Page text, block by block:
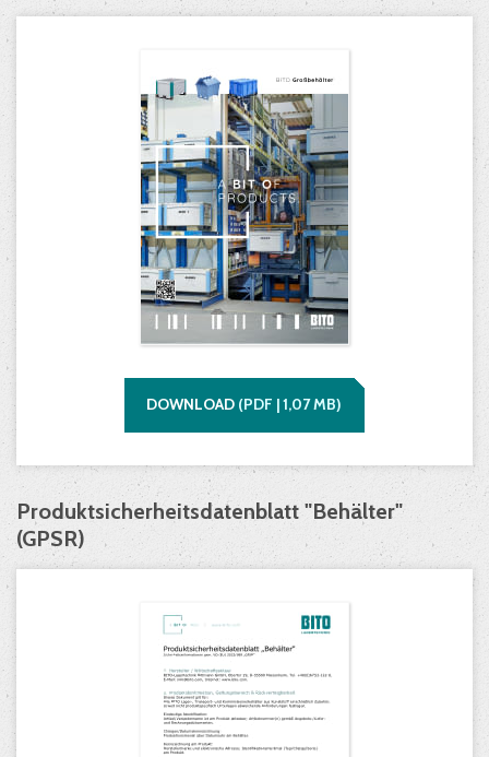
DOWNLOAD (PDF |1,07MB)
Produktsicherheitsdatenblatt "Behälter"
(GPSR)